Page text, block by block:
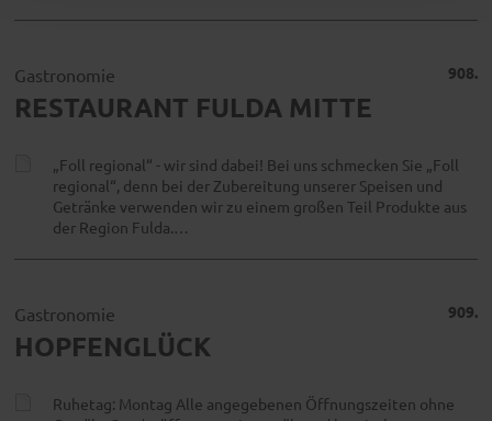
Gastronomie
RESTAURANT FULDA MITTE
908.
„Foll regional“ - wir sind dabei! Bei uns schmecken Sie „Foll
regional“, denn bei der Zubereitung unserer Speisen und
Getränke verwenden wir zu einem großen Teil Produkte aus
der Region Fulda.…
Gastronomie
HOPFENGLÜCK
909.
Ruhetag: Montag Alle angegebenen Öffnungszeiten ohne